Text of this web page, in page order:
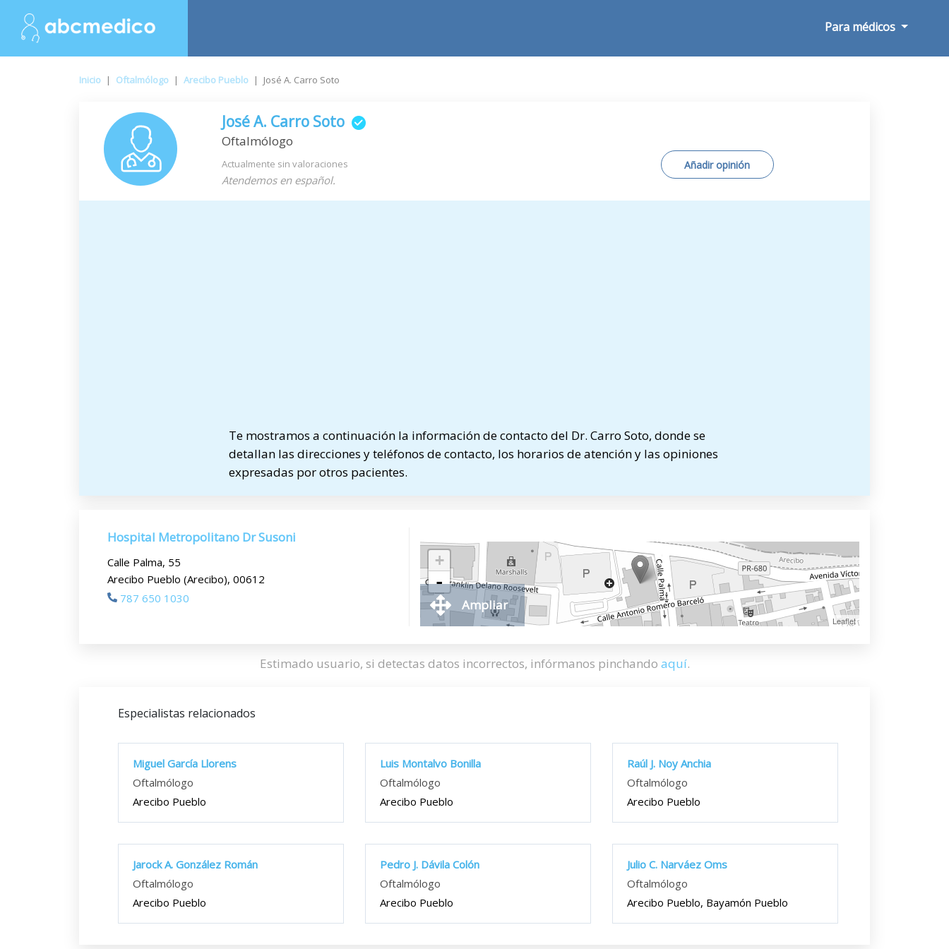
Para médicos
Inicio | Oftalmólogo | Arecibo Pueblo | José A. Carro Soto
José A. Carro Soto
Oftalmólogo
Actualmente sin valoraciones
Atendemos en español.
Añadir opinión
Te mostramos a continuación la información de contacto del Dr. Carro Soto, donde se
detallan las direcciones y teléfonos de contacto, los horarios de atención y las opiniones
expresadas por otros pacientes.
Hospital Metropolitano Dr Susoni
Calle Palma, 55
Arecibo Pueblo (Arecibo), 00612
787 650 1030
+
-
Leaflet
Ampliar
Estimado usuario, si detectas datos incorrectos, infórmanos pinchando aquí.
Especialistas relacionados
Miguel García Llorens
Oftalmólogo
Arecibo Pueblo
Luis Montalvo Bonilla
Oftalmólogo
Arecibo Pueblo
Raúl J. Noy Anchia
Oftalmólogo
Arecibo Pueblo
Jarock A. González Román
Oftalmólogo
Arecibo Pueblo
Pedro J. Dávila Colón
Oftalmólogo
Arecibo Pueblo
Julio C. Narváez Oms
Oftalmólogo
Arecibo Pueblo, Bayamón Pueblo